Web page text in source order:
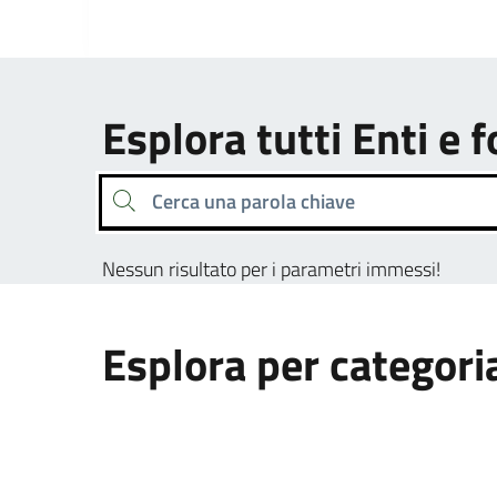
Esplora tutti Enti e
Cerca una parola chiave
Nessun risultato per i parametri immessi!
Esplora per